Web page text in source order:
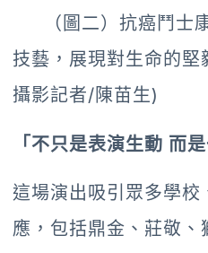
（圖二）抗癌鬥士
技藝，展現對生命的堅
攝影記者/陳苗生)
「不只是表演生動 而
這場演出吸引眾多學校
應，包括鼎金、莊敬